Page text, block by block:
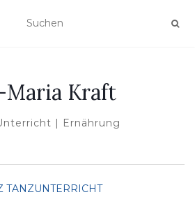
Maria Kraft
| Ernährung
TANZUNTERRICHT